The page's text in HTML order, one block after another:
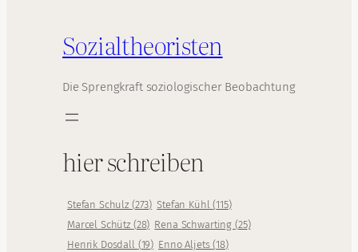
Sozialtheoristen
Die Sprengkraft soziologischer Beobachtung
hier schreiben
Stefan Schulz (273) Stefan Kühl(115)
Marcel Schütz (28) Rena Schwarting (25)
Henrik Dosdall (19) Enno Aljets(18)